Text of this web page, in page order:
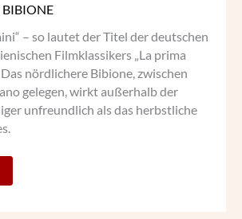
– so lautet der Titel der deutschen
Filmklassikers „La prima
nördlichere Bibione, zwischen
gelegen, wirkt außerhalb der
unfreundlich als das herbstliche